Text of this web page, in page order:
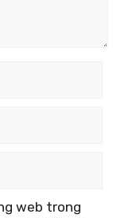
web trong